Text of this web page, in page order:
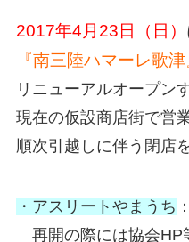
2017年4月23日（日）
『南三陸ハマーレ歌津
リニューアルオープン
現在の仮設商店街で営
順次引越しに伴う閉店
・アスリートやまうち
再開の際には協会HP